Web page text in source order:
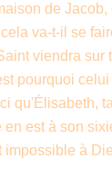
de
va-t-il se
viendra
pourquoi
qu'Élisabeth,
est à son
impossible à